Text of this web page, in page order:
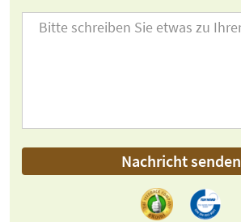
Nachricht senden